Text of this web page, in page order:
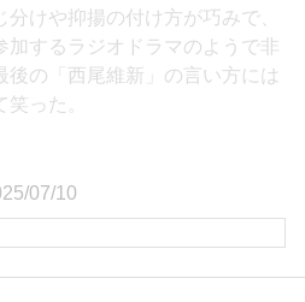
分けや抑揚の付け方が巧みで、
加するラジオドラマのようで非
後の「西尾維新」の言い方には
った。
07/10